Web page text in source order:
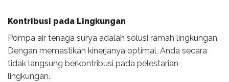
Kontribusi pada Lingkungan
Pompa air tenaga surya adalah solusi ramah lingkungan.
Dengan memastikan kinerjanya optimal, Anda secara
tidak langsung berkontribusi pada pelestarian
lingkungan.